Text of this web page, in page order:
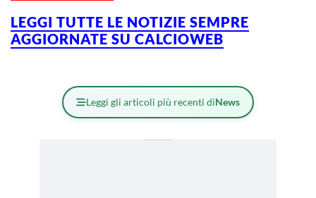
LEGGI TUTTE LE NOTIZIE SEMPRE
AGGIORNATE SU CALCIOWEB
Leggi gli articoli più recenti diNews